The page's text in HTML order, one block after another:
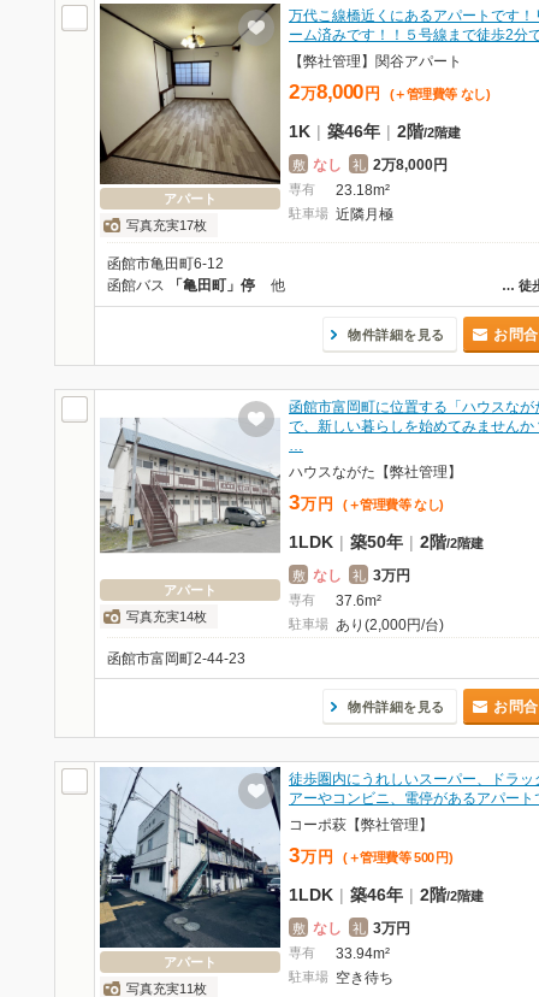
アパート
写真充実17枚
万代こ線橋近くにあるアパートです！
ーム済みです！！５号線まで徒歩2分
【弊社管理】関谷アパート
2万8,000 円 (＋管理費等 なし)
1K | 築46年 | 2階/2階建
敷 なし 礼 2万8,000円
専有 23.18m²
駐車場 近隣月極
函館市亀田町6-12
… 徒
函館バス 「亀田町」停 他
物件詳細を見る お問
アパート
写真充実14枚
函館市富岡町に位置する「ハウスなが
で、新しい暮らしを始めてみませんか
…
ハウスながた【弊社管理】
3万 円 (＋管理費等 なし)
1LDK | 築50年 | 2階/2階建
敷 なし 礼 3万円
専有 37.6m²
駐車場 あり(2,000円/台)
函館市富岡町2-44-23
物件詳細を見る お問
アパート
写真充実11枚
徒歩圏内にうれしいスーパー、ドラッ
アーやコンビニ、電停があるアパー
コーポ萩【弊社管理】
3万 円 (＋管理費等 500 円)
1LDK | 築46年 | 2階/2階建
敷 なし 礼 3万円
専有 33.94m²
駐車場 空き待ち